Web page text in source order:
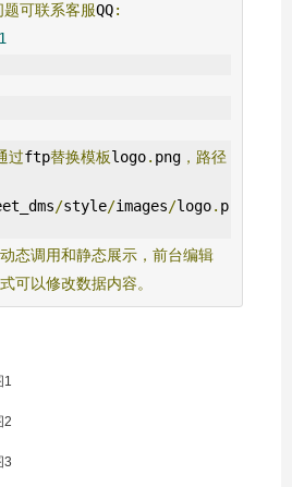
可联系客服QQ:
过ftp替换模板logo. png，路径
/style/images/logo. p
态调用和静态展示，前台编辑
可以修改数据内容。